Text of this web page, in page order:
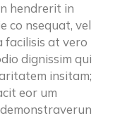
hendrerit in
co nsequat, vel
facilisis at vero
dignissim qui
insitam;
eor um